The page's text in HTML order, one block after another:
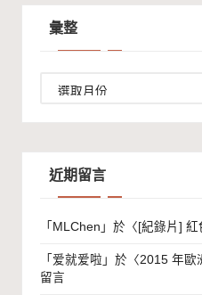
彙整
近期留言
「 MLChen 」於〈 [紀錄片] 紅
「 爱就爱啦 」於〈2015 年歐
留言